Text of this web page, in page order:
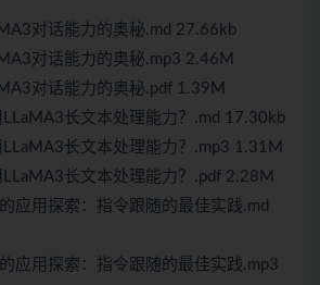
对话能力的奥秘.md 27.66kb
对话能力的奥秘.mp3 2.46M
对话能力的奥秘.pdf 1.39M
长文本处理能力？.md 17.30kb
长文本处理能力？.mp3 1.31M
长文本处理能力？.pdf 2.28M
应用探索：指令跟随的最佳实践.md
应用探索：指令跟随的最佳实践.mp3